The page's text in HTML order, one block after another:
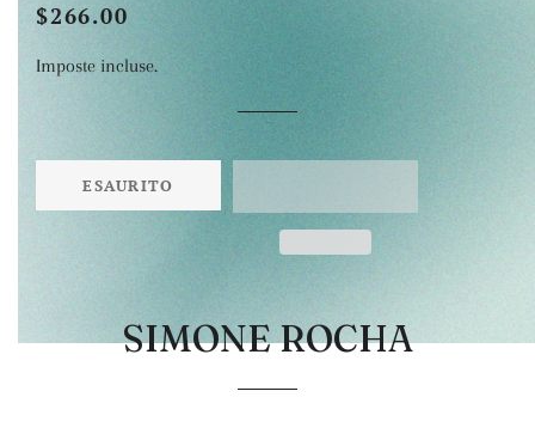
Prezzo
listino
Prezzo
$266.00
Imposte incluse.
ESAURITO
SIMONE ROCHA